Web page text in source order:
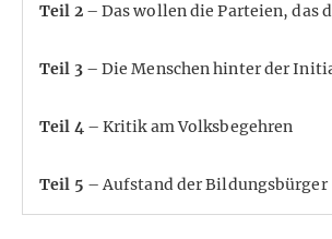
Teil 2– Das wollen die Parteien, das
Teil 3– Die Menschen hinter der
Teil 4 – Kritik am Volksbegehren
Teil 5 –Aufstand der Bildungsbürger